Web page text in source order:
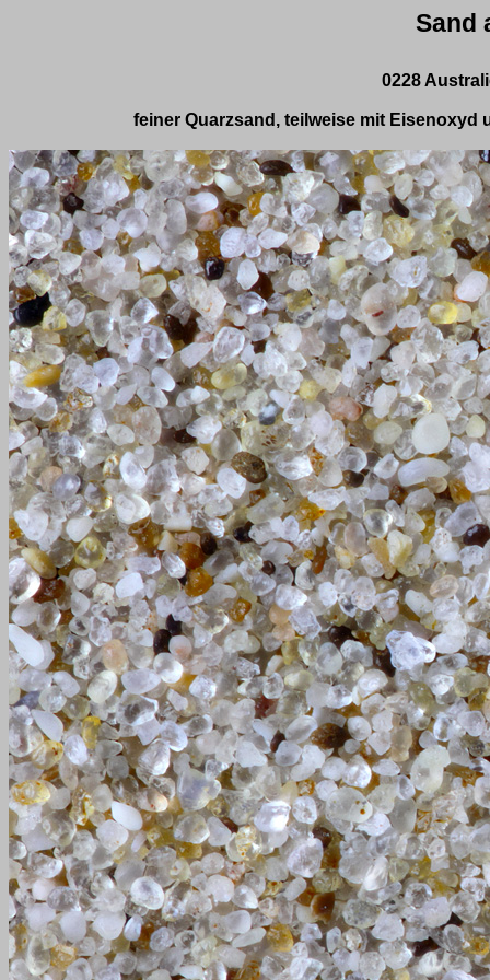
Sand
0228
feiner Quarzsand, teilweise mit